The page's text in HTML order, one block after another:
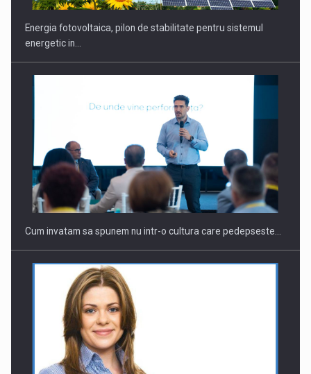
Energia fotovoltaica, pilon de stabilitate pentru sistemul
energetic in…
Cum invatam sa spunem nu intr-o cultura care pedepseste…